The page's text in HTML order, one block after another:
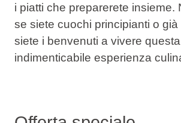
i piatti che preparerete insieme.
se siete cuochi principianti o già
siete i benvenuti a vivere questa
indimenticabile esperienza